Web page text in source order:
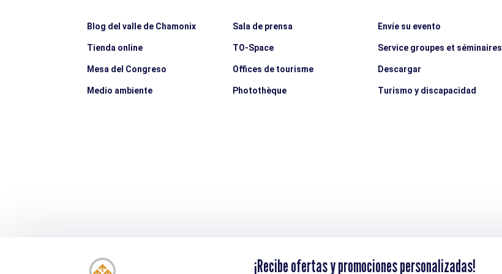
Blog del valle de Chamonix
Tienda online
Mesa del Congreso
Medio ambiente
Sala de prensa
TO-Space
Offices de tourisme
Photothèque
Envíe su evento
Service groupes et séminaires
Descargar
Turismo y discapacidad
¡Recibe ofertas y promociones personalizadas!